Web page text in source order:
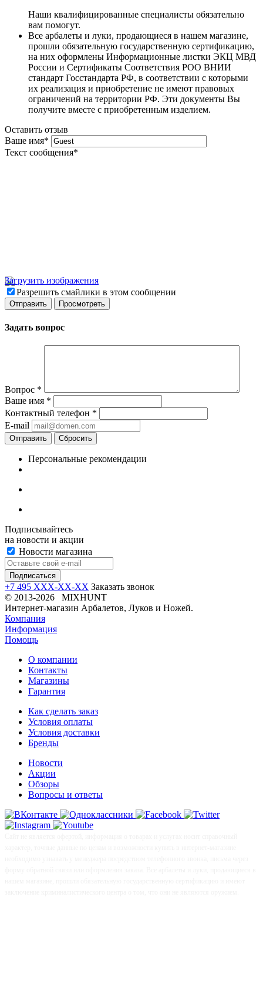
Наши квалифицированные специалисты обязательно
вам помогут.
Все арбалеты и луки, продающиеся в нашем магазине,
прошли обязательную государственную сертификацию,
на них оформлены Информационные листки ЭКЦ МВД
России и Сертификаты Соответствия РОО ВНИИ
стандарт Госстандарта РФ, в соответствии с которыми
их реализация и приобретение не имеют правовых
ограничений на территории РФ. Эти документы Вы
получите вместе с приобретенным изделием.
Оставить отзыв
Ваше имя*
Текст сообщения*
Загрузить изображения
Разрешить смайлики в этом сообщении
Задать вопрос
Вопрос *
Ваше имя *
Контактный телефон *
E-mail
Отправить Сбросить
Персональные рекомендации
Подписывайтесь
на новости и акции
Новости магазина
+7 495 XXX-XX-XX Заказать звонок
© 2013-2026 MIXHUNT
Интернет-магазин Арбалетов, Луков и Ножей.
Компания
Информация
Помощь
О компании
Контакты
Магазины
Гарантия
Как сделать заказ
Условия оплаты
Условия доставки
Бренды
Новости
Акции
Обзоры
Вопросы и ответы